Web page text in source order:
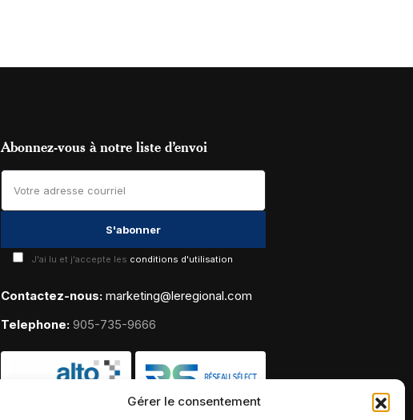
Gérer le consentement
Abonnez-vous à notre liste d’envoi
J'ai lu et j'accepte les conditions d'utilisation
Contactez-nous: marketing@leregional.com
Telephone: 905-735-9666